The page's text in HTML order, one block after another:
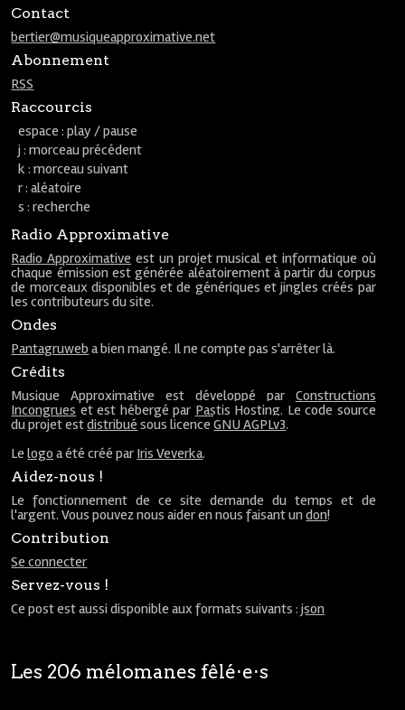
Contact
bertier@musiqueapproximative.net
Abonnement
RSS
Raccourcis
espace : play / pause
j : morceau précédent
k : morceau suivant
r : aléatoire
s : recherche
Radio Approximative
Radio Approximative est un projet musical et informatique où
chaque émission est générée aléatoirement à partir du corpus
de morceaux disponibles et de génériques et jingles créés par
les contributeurs du site.
Ondes
Pantagruweb a bien mangé. Il ne compte pas s'arrêter là.
Crédits
Musique Approximative est développé par Constructions
Incongrues et est hébergé par Pastis Hosting. Le code source
du projet estdistribué sous licenceGNU AGPLv3.
Lelogo a été créé par Iris Veverka.
Aidez-nous !
Le fonctionnement de ce site demande du temps et de
l'argent. Vous pouvez nous aider en nous faisant undon!
Contribution
Se connecter
Servez-vous !
Ce post est aussi disponible aux formats suivants :json
Les 206 mélomanes fêlé⋅e⋅s